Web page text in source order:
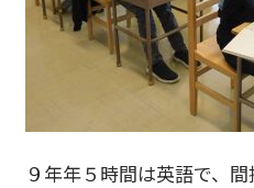
９年年５時間は英語で、